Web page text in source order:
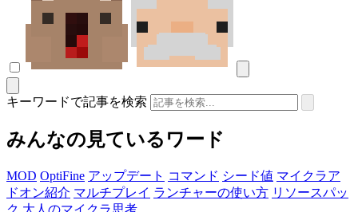
キーワードで記事を検索
みんなの見ているワード
MOD OptiFine アップデート コマンド シード値 マイクラア
ドオン紹介 マルチプレイ ランチャーの使い方 リソースパッ
ク 大人のマイクラ思考